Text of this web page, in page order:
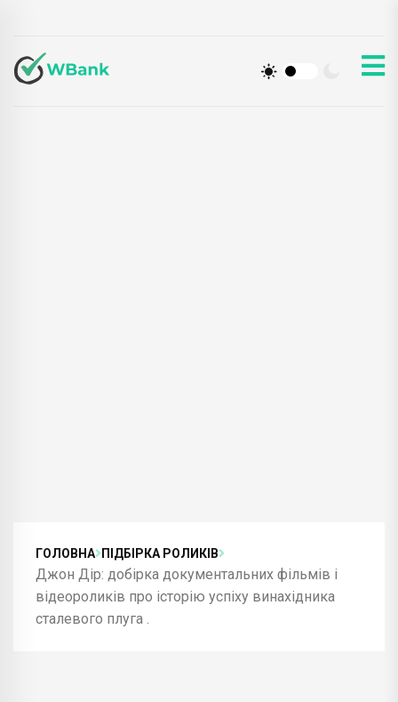
ГОЛОВНА ПІДБІРКА РОЛИКІВ
Джон Дір: добірка документальних фільмів і
відеороликів про історію успіху винахідника
сталевого плуга .